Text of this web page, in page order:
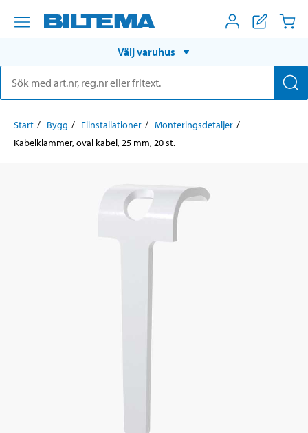
Välj varuhus
Start Bygg Elinstallationer
Monteringsdetaljer
Kabelklammer, oval kabel, 25 mm, 20 st.